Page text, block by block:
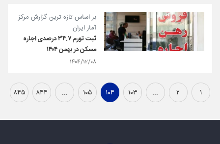
بر اساس تازه ترین گزارش مرکز
آمار ایران
ثبت تورم ۳۴.۷ درصدی اجاره
مسکن در بهمن ۱۴۰۴
۱۴۰۴/۱۲/۰۸
۱ ۲ ... ۱۰۳ ۱۰۴ ۱۰۵ ... ۸۴۴ ۸۴۵